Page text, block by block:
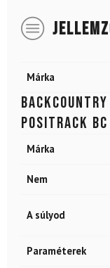
Márka
Backcountry
Positrack
Márka
Nem
A súlyod
Paraméterek